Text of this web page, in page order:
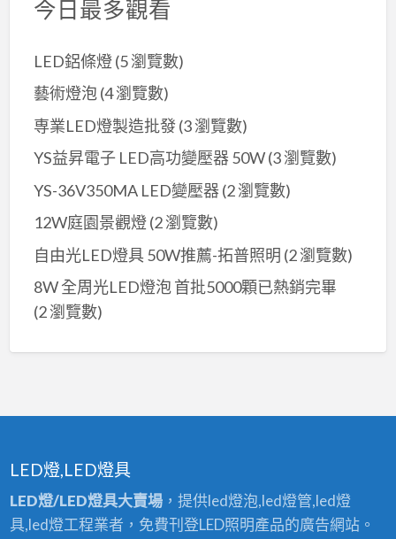
今日最多觀看
LED鋁條燈(5 瀏覽數)
藝術燈泡(4 瀏覽數)
専業LED燈製造批發(3 瀏覽數)
YS益昇電子 LED高功變壓器 50W(3 瀏覽數)
YS-36V350MA LED變壓器 (2 瀏覽數)
12W庭園景觀燈(2 瀏覽數)
自由光LED燈具 50W推薦-拓普照明 (2 瀏覽數)
8W 全周光LED燈泡 首批5000顆已熱銷完畢
(2 瀏覽數)
LED燈,LED燈具
LED燈/LED燈具大賣場，提供led燈泡,led燈管,led燈
具,led燈工程業者，免費刊登LED照明產品的廣告網站。